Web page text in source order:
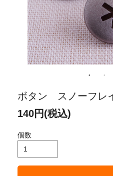
ボタン スノーフレ
140円(税込)
個数